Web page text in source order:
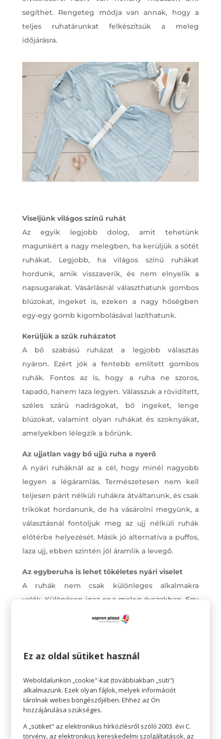
segíthet. Rengeteg módja van annak, hogy a
teljes ruhatárunkat felkészítsük a meleg
időjárásra.
Viseljünk világos színű ruhát
Az egyik legjobb dolog, amit tehetünk
magunkért a nagy melegben, ha kerüljük a sötét
ruhákat. Legjobb, ha világos színű ruhákat
hordunk, amik visszaverik, és nem elnyelik a
napsugarakat. Vásárlásnál választhatunk gombos
blúzokat, ingeket is, ezeken a nagy hőségben
egy-egy gomb kigombolásával lazíthatunk.
Kerüljük a szűk ruházatot
A bő szabású ruházat a legjobb választás
nyáron. Ezért jók a fentebb említett gombos
ruhák. Fontos az is, hogy a ruha ne szoros,
tapadó, hanem laza legyen. Válasszuk a rövidített,
széles szárú nadrágokat, bő ingeket, lenge
blúzokat, valamint olyan ruhákat és szoknyákat,
amelyekben lélegzik a bőrünk.
Az ujjatlan vagy bő ujjú ruha a nyerő
A nyári ruháknál az a cél, hogy minél nagyobb
legyen a légáramlás. Természetesen nem kell
teljesen pánt nélküli ruhákra átváltanunk, és csak
trikókat hordanunk, de ha vásárolni megyünk, a
választásnál fontoljuk meg az ujj nélküli ruhák
előtérbe helyezését. Másik jó alternatíva a puffos,
laza ujj, ebben szintén jól áramlik a levegő.
Az egyberuha is lehet tökéletes nyári viselet
A ruhák nem csak különleges alkalmakra
valók. Különösen igaz ez a meleg évszakban. Egy
kényelmes, lenge nyári ruha remek választás
azokra a napokra, amikor nem tudjuk, mit
ujjatlan maxiruhát vagy hosszú szoknyát. A
Ez az oldal sütiket használ
Weboldalunkon „cookie"-kat (továbbiakban „süti")
alkalmazunk. Ezek olyan fájlok, melyek információt
tárolnak webes böngészőjében. Ehhez az Ön
hozzájárulása szükséges.
A „sütiket" az elektronikus hírközlésről szóló 2003. évi C.
törvény, az elektronikus kereskedelmi szolgáltatások, az